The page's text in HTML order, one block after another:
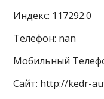
Индекс: 117292.0
Телефон: nan
Мобильный
Сайт: http://kedr-